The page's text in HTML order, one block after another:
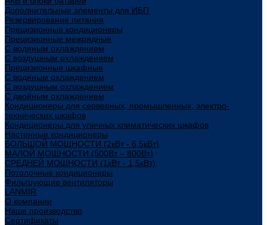
Дополнительные элементы для ИБП
Резервирование питания
Прецизионные кондиционеры
Прецизионные межрядные
С водяным охлаждением
С воздушным охлаждением
Прецизионные шкафные
С водяным охлаждением
С воздушным охлаждением
С двойным охлаждением
Кондиционеры для серверных, промышленных, электро-
технических шкафов
Кондиционеры для уличных климатических шкафов
Настенные кондиционеры
БОЛЬШОЙ МОЩНОСТИ (2кВт - 6,5кВт)
МАЛОЙ МОЩНОСТИ (500Вт – 800Вт)
СРЕДНЕЙ МОЩНОСТИ (1кВт - 1,5кВт)
Потолочные кондиционеры
Фильтрующие вентиляторы
LANMIR
О компании
Наше производство
Сертификаты